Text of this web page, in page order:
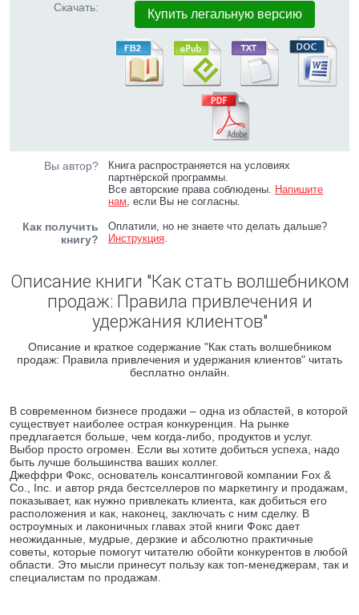
Скачать: Купить легальную версию
Вы автор?
Книга распространяется на условиях
партнёрской программы.
Все авторские права соблюдены. Напишите
нам, если Вы не согласны.
Как получить
книгу?
Оплатили, но не знаете что делать дальше?
Инструкция.
Описание книги "Как стать волшебником
продаж: Правила привлечения и
удержания клиентов"
Описание и краткое содержание "Как стать волшебником
продаж: Правила привлечения и удержания клиентов" читать
бесплатно онлайн.
В современном бизнесе продажи – одна из областей, в которой
существует наиболее острая конкуренция. На рынке
предлагается больше, чем когда-либо, продуктов и услуг.
Выбор просто огромен. Если вы хотите добиться успеха, надо
быть лучше большинства ваших коллег.
Джеффри Фокс, основатель консалтинговой компании Fox &
Co., Inc. и автор ряда бестселлеров по маркетингу и продажам,
показывает, как нужно привлекать клиента, как добиться его
расположения и как, наконец, заключать с ним сделку. В
остроумных и лаконичных главах этой книги Фокс дает
неожиданные, мудрые, дерзкие и абсолютно практичные
советы, которые помогут читателю обойти конкурентов в любой
области. Это мысли принесут пользу как топ-менеджерам, так и
специалистам по продажам.